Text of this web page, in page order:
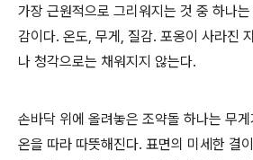
가장 근원적으로 그리워지는 것 중 하나
감이다. 온도, 무게, 질감. 포옹이 사라진
나 청각으로는 채워지지 않는다.
손바닥 위에 올려놓은 조약돌 하나는 무
온을 따라 따뜻해진다. 표면의 미세한 결